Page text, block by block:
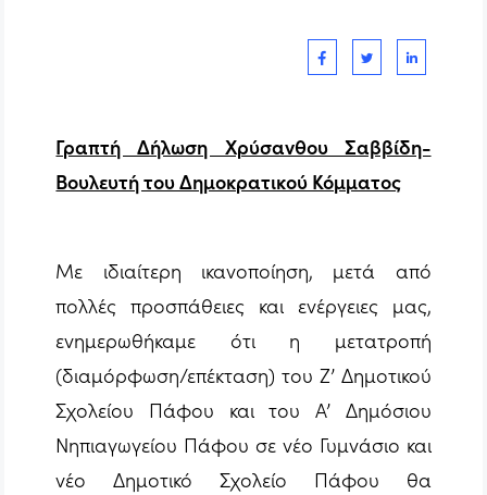
Γραπτή Δήλωση Χρύσανθου Σαββίδη-
Βουλευτή του Δημοκρατικού Κόμματος
Με ιδιαίτερη ικανοποίηση, μετά από
πολλές προσπάθειες και ενέργειες μας,
ενημερωθήκαμε ότι η μετατροπή
(διαμόρφωση/επέκταση) του Ζ’ Δημοτικού
Σχολείου Πάφου και του Α’ Δημόσιου
Νηπιαγωγείου Πάφου σε νέο Γυμνάσιο και
νέο Δημοτικό Σχολείο Πάφου θα